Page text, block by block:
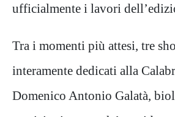
ufficialmente i lavori
Tra i momenti più attesi, tre
interamente dedicati alla
Domenico Antonio Galatà,